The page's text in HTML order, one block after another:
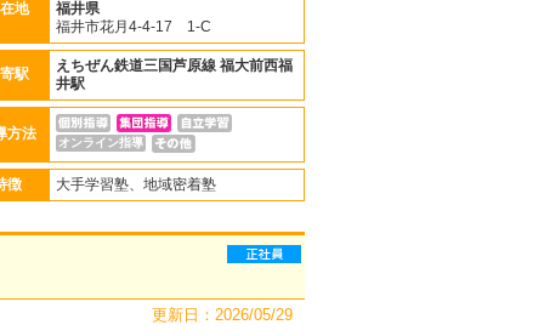
地
福井県
福井市花月4-4-17 1-C
駅
えちぜん鉄道三国芦原線 福大前西福
井駅
方法
オンライン指導
徴 大手学習塾、地域密着塾
更新日：2026/05/29